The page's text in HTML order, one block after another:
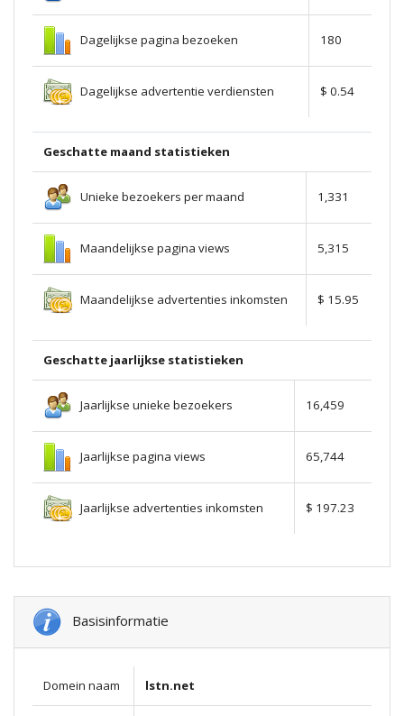
Dagelijkse pagina bezoeken 180
Dagelijkse advertentie verdiensten $ 0.54
Geschatte maand statistieken
Unieke bezoekers per maand 1,331
Maandelijkse pagina views 5,315
Maandelijkse advertenties inkomsten $ 15.95
Geschatte jaarlijkse statistieken
Jaarlijkse unieke bezoekers 16,459
Jaarlijkse pagina views 65,744
Jaarlijkse advertenties inkomsten $ 197.23
Basisinformatie
Domein naam lstn.net